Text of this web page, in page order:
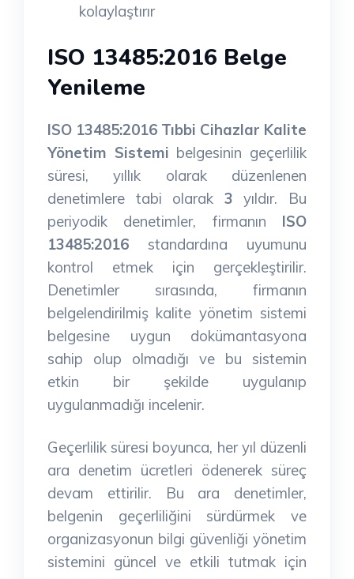
kolaylaştırır
ISO 13485:2016 Belge
Yenileme
ISO 13485:2016 Tıbbi Cihazlar Kalite
Yönetim Sistemi belgesinin geçerlilik
süresi, yıllık olarak düzenlenen
denetimlere tabi olarak 3 yıldır. Bu
periyodik denetimler, firmanın ISO
13485:2016 standardına uyumunu
kontrol etmek için gerçekleştirilir.
Denetimler sırasında, firmanın
belgelendirilmiş kalite yönetim sistemi
belgesine uygun dokümantasyona
sahip olup olmadığı ve bu sistemin
etkin bir şekilde uygulanıp
uygulanmadığı incelenir.
Geçerlilik süresi boyunca, her yıl düzenli
ara denetim ücretleri ödenerek süreç
devam ettirilir. Bu ara denetimler,
belgenin geçerliliğini sürdürmek ve
organizasyonun bilgi güvenliği yönetim
sistemini güncel ve etkili tutmak için